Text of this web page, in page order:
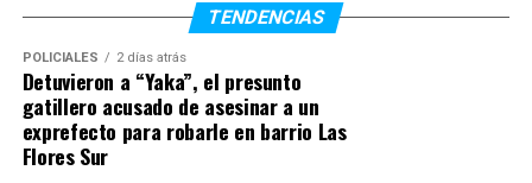
integridad).
El debate en el juicio oral
El juicio oral y público había iniciado el pasado 20 de
julio. Durante el debate, la Fiscalía ratificó su pedido de
TENDENCIAS
POLICIALES 2 días atrás
Detuvieron a “Yaka”, el presunto
gatillero acusado de asesinar a un
exprefecto para robarle en barrio Las
Flores Sur